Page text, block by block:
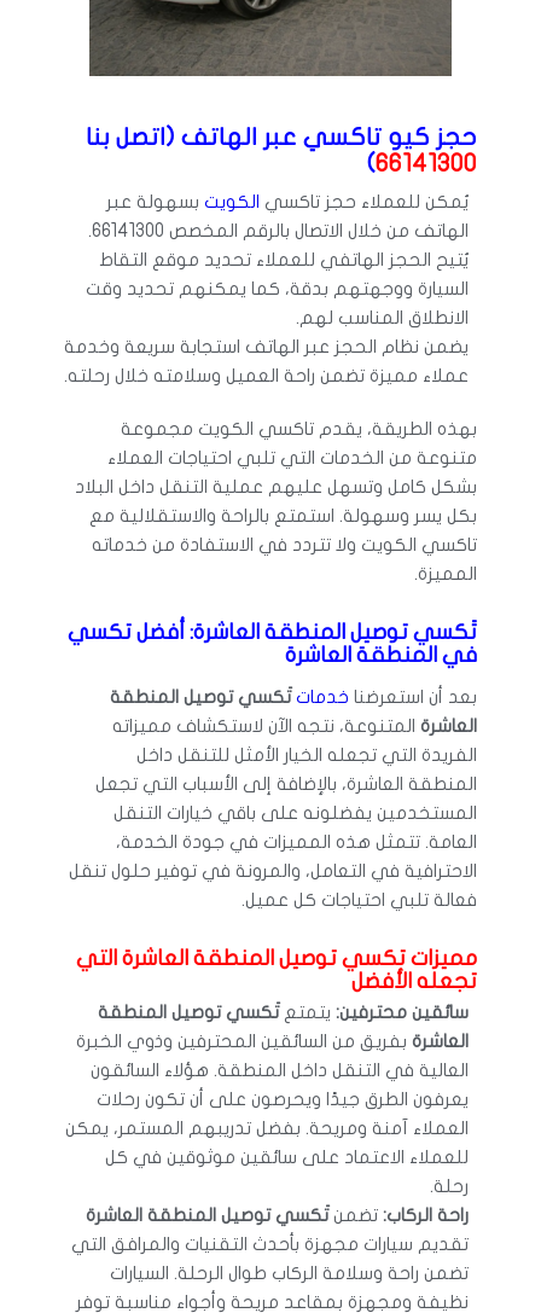
حجز كيو تاكسي عبر الهاتف (اتصل بنا
66141300
)
يُمكن للعملاء حجز تاكسي الكويتبسهولة عبر
الهاتف من خلال الاتصال بالرقم المخصص 66141300.
يُتيح الحجز الهاتفي للعملاء تحديد موقع التقاط
السيارة ووجهتهم بدقة، كما يمكنهم تحديد وقت
الانطلاق المناسب لهم.
يضمن نظام الحجز عبر الهاتف استجابة سريعة وخدمة
عملاء مميزة تضمن راحة العميل وسلامته خلال رحلته.
بهذه الطريقة، يقدم تاكسي الكويت مجموعة
متنوعة من الخدمات التي تلبي احتياجات العملاء
بشكل كامل وتسهل عليهم عملية التنقل داخل البلاد
بكل يسر وسهولة. استمتع بالراحة والاستقلالية مع
تاكسي الكويت ولا تتردد في الاستفادة من خدماته
المميزة.
تَكسي توصيل المنطقة العاشرة: أفضل تكسي
في المنطقة العاشرة
بعد أن استعرضنا خدمات تَكسي توصيل المنطقة
العاشرةالمتنوعة، نتجه الآن لاستكشاف مميزاته
الفريدة التي تجعله الخيار الأمثل للتنقل داخل
المنطقة العاشرة، بالإضافة إلى الأسباب التي تجعل
المستخدمين يفضلونه على باقي خيارات التنقل
العامة. تتمثل هذه المميزات في جودة الخدمة،
الاحترافية في التعامل، والمرونة في توفير حلول تنقل
فعالة تلبي احتياجات كل عميل.
مميزات تكسي توصيل المنطقة العاشرة التي
تجعله الأفضل
سائقين محترفين: يتمتعتَكسي توصيل المنطقة
العاشرةبفريق من السائقين المحترفين وذوي الخبرة
العالية في التنقل داخل المنطقة. هؤلاء السائقون
يعرفون الطرق جيدًا ويحرصون على أن تكون رحلات
العملاء آمنة ومريحة. بفضل تدريبهم المستمر، يمكن
للعملاء الاعتماد على سائقين موثوقين في كل
رحلة.
راحة الركاب: تضمنتَكسي توصيل المنطقة العاشرة
تقديم سيارات مجهزة بأحدث التقنيات والمرافق التي
تضمن راحة وسلامة الركاب طوال الرحلة. السيارات
نظيفة ومجهزة بمقاعد مريحة وأجواء مناسبة توفر